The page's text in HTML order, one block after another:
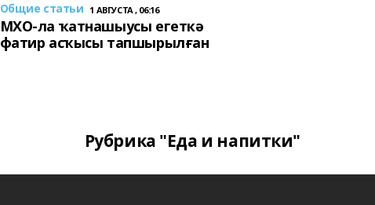
Общие статьи 1 АВГУСТА , 06:16
МХО-ла ҡатнашыусы егеткә
фатир асҡысы тапшырылған
Рубрика "Еда и напитки"